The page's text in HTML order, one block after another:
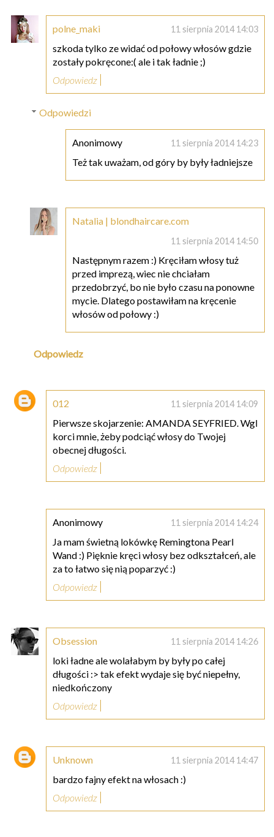
polne_maki 11 sierpnia 2014 14:03
szkoda tylko ze widać od połowy włosów gdzie
zostały pokręcone:( ale i tak ładnie ;)
Odpowiedz
Odpowiedzi
Anonimowy 11 sierpnia 2014 14:23
Też tak uważam, od góry by były ładniejsze
Natalia | blondhaircare.com
11 sierpnia 2014 14:50
Następnym razem :) Kręciłam włosy tuż
przed imprezą, wiec nie chciałam
przedobrzyć, bo nie było czasu na ponowne
mycie. Dlatego postawiłam na kręcenie
włosów od połowy :)
Odpowiedz
012 11 sierpnia 2014 14:09
Pierwsze skojarzenie: AMANDA SEYFRIED. Wgl
korci mnie, żeby podciąć włosy do Twojej
obecnej długości.
Odpowiedz
Anonimowy 11 sierpnia 2014 14:24
Ja mam świetną lokówkę Remingtona Pearl
Wand :) Pięknie kręci włosy bez odkształceń, ale
za to łatwo się nią poparzyć :)
Odpowiedz
Obsession 11 sierpnia 2014 14:26
loki ładne ale wolałabym by były po całej
długości :> tak efekt wydaje się być niepełny,
niedkończony
Odpowiedz
Unknown 11 sierpnia 2014 14:47
bardzo fajny efekt na włosach :)
Odpowiedz